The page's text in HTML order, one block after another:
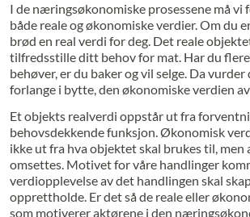
I de næringsøkonomiske prosessene må vi
både reale og økonomiske verdier. Om du
brød en real verdi for deg. Det reale
tilfredsstille ditt behov for mat. Har du
behøver, er du baker og vil selge. Da vurder
forlange i bytte, den økonomiske verdien
Et objekts realverdi oppstår ut fra
behovsdekkende funksjon. Økonomisk
ikke ut fra hva objektet skal brukes til, men
omsettes. Motivet for våre handlinger
verdiopplevelse av det handlingen skal
opprettholde. Er det så de reale eller
som motiverer aktørene i den